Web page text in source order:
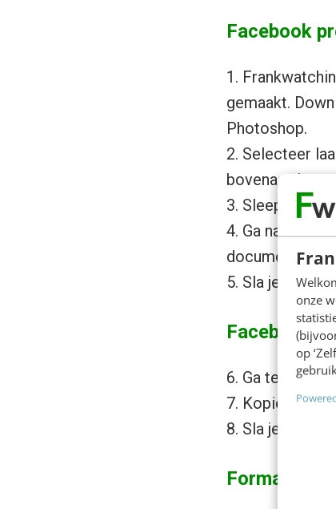
onze
op
Facebook
1.
gemaakt.
Photoshop.
2. Selecteer
bovenaan je
3. Sleep de
4. Ga naar
document.
5. Sla je
Facebook
6. Ga terug
7. Kopieer de
8. Sla je
Formaten